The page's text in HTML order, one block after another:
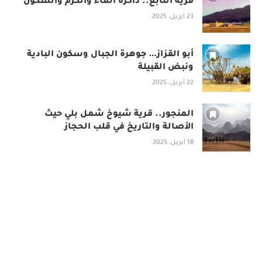
قرية النابع.. ذاكرة الماء والكرم والسكون
23 أبريل، 2025
أبو القزاز… جوهرة الجبال وسكون البادية
ونبض القبيلة
22 أبريل، 2025
المنجور.. قرية شيوخ شمل بلي حيث
الأصالة والتاريخ في قلب الحجاز
18 أبريل، 2025